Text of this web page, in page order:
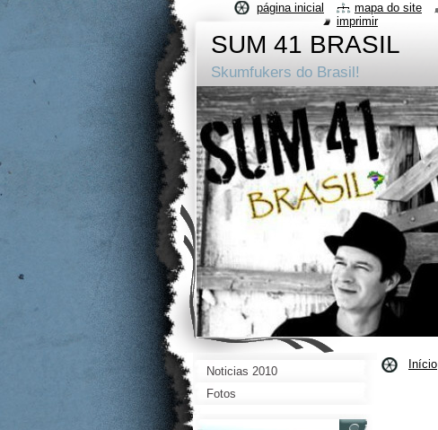
SUM 41 BRASIL
Skumfukers do Brasil!
Início
Noticias 2010
Fotos
página inicial mapa do site
imprimir